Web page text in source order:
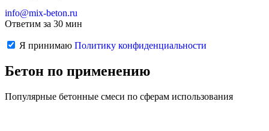
info@mix-beton.ru
Ответим за 30 мин
Я принимаю Политику конфиденциальности
Бетон по применению
Популярные бетонные смеси по сферам использования